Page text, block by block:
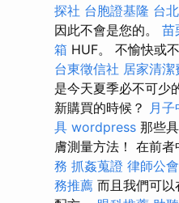
探社 台胞證基隆 台
因此不會是您的。 苗
箱 HUF。 不愉快或
台東徵信社 居家清潔
是今天夏季必不可少
新購買的時候？ 月
具 wordpress 那些
膚測量方法！ 在前
務 抓姦蒐證 律師公會
務推薦 而且我們可